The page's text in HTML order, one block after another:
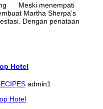
Meski menempati
Martha Sherpa’s
Dengan penataan
Hotel
admin1